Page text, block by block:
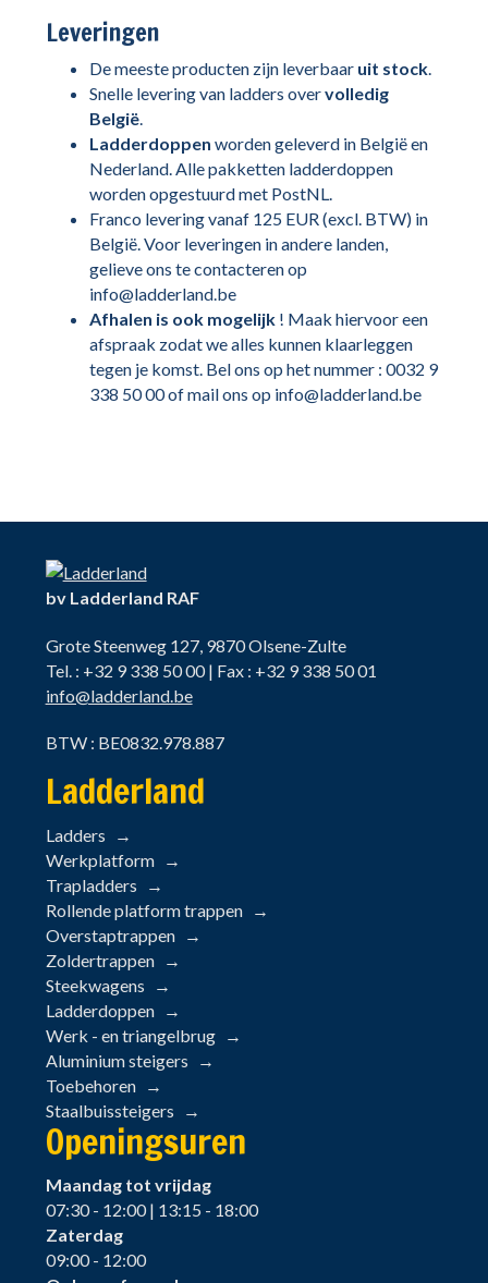
Leveringen
De meeste producten zijn leverbaar uit stock.
Snelle levering van ladders overvolledig
België.
Ladderdoppen worden geleverd in België en
Nederland. Alle pakketten ladderdoppen
worden opgestuurd met PostNL.
Franco levering vanaf 125 EUR (excl. BTW) in
België. Voor leveringen in andere landen,
gelieve ons te contacteren op
info@ladderland.be
Afhalen is ook mogelijk! Maak hiervoor een
afspraak zodat we alles kunnen klaarleggen
tegen je komst. Bel ons op het nummer : 0032 9
338 50 00 of mail ons op info@ladderland.be
bv Ladderland RAF
Grote Steenweg 127, 9870 Olsene-Zulte
Tel. : +32 9 338 50 00 | Fax : +32 9 338 50 01
info@ladderland.be
BTW : BE0832.978.887
Ladderland
Ladders
Werkplatform
Trapladders
Rollende platform trappen
Overstaptrappen
Zoldertrappen
Steekwagens
Ladderdoppen
Werk - en triangelbrug
Aluminium steigers
Toebehoren
Staalbuissteigers
Openingsuren
Maandag tot vrijdag
07:30 - 12:00 | 13:15 - 18:00
Zaterdag
09:00 - 12:00